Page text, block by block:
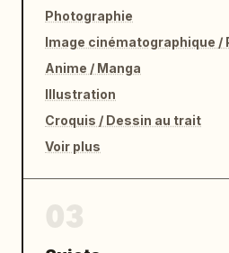
Photographie
Anime / Manga
Illustration
Croquis / Dessin au trait
Voir plus